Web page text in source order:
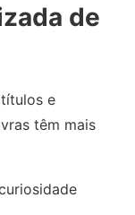
de
e
têm mais